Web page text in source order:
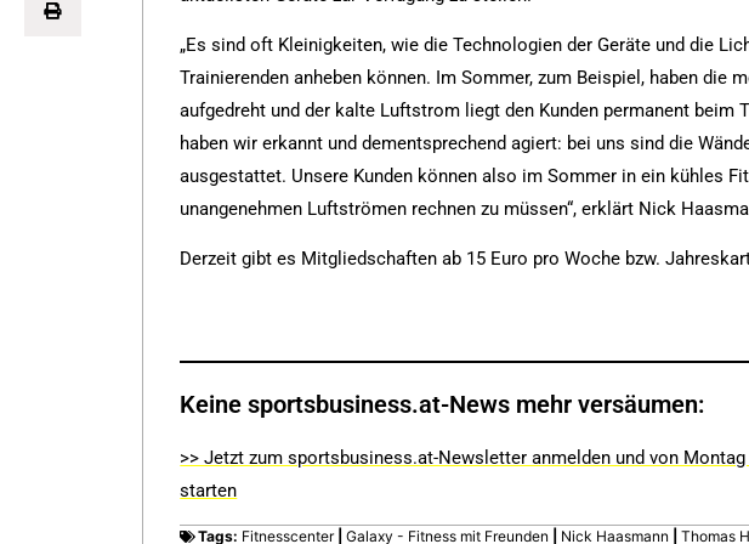
„Es sind oft Kleinigkeiten, wie die Technologien der Geräte und die
Trainierenden anheben können. Im Sommer, zum Beispiel, haben die
aufgedreht und der kalte Luftstrom liegt den Kunden permanent beim
haben wir erkannt und dementsprechend agiert: bei uns sind die
ausgestattet. Unsere Kunden können also im Sommer in ein kühles
unangenehmen Luftströmen rechnen zu müssen“, erklärt Nick
Derzeit gibt es Mitgliedschaften ab 15 Euro pro Woche bzw.
Keine sportsbusiness.at-News mehr versäumen:
>> Jetzt zum sportsbusiness.at-Newsletter anmelden und von
starten
Tags: Fitnesscenter|Galaxy - Fitness mit Freunden Nick Haasmann |Thomas